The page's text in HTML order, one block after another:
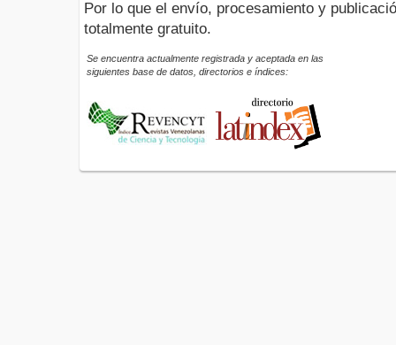
Por lo que el envío, procesamiento y
totalmente gratuito.
Se encuentra actualmente registrada y aceptada en las
siguientes base de datos, directorios e índices: